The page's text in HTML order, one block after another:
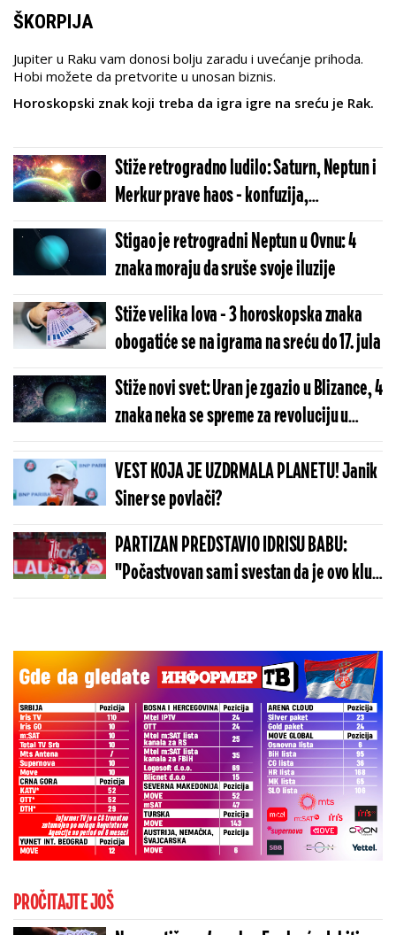
ŠKORPIJA
Jupiter u Raku vam donosi bolju zaradu i uvećanje prihoda.
Hobi možete da pretvorite u unosan biznis.
Horoskopski znak koji treba da igra igre na sreću je Rak.
Stiže retrogradno ludilo: Saturn, Neptun i
Merkur prave haos - konfuzija,
nesporazumi i gubitak kontrole
Stigao je retrogradni Neptun u Ovnu: 4
znaka moraju da sruše svoje iluzije
Stiže velika lova - 3 horoskopska znaka
obogatiće se na igrama na sreću do 17. jula
Stiže novi svet: Uran je zgazio u Blizance, 4
znaka neka se spreme za revoluciju u
komunikaciji
VEST KOJA JE UZDRMALA PLANETU! Janik
Siner se povlači?
PARTIZAN PREDSTAVIO IDRISU BABU:
"Počastvovan sam i svestan da je ovo klub
sa velikom istorijom"
PROČITAJTE JOŠ